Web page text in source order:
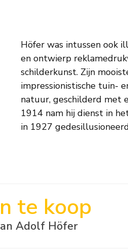
in 1927
te koop
Adolf Höfer